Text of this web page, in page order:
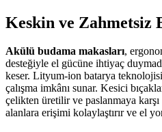
Keskin ve Zahmetsiz
Akülü budama makasları,
desteğiyle el gücüne ihtiyaç
keser. Lityum-ion batarya
çalışma imkânı sunar. Kesici
çelikten üretilir ve paslanmaya karşı
alanlara erişimi kolaylaştırır ve el